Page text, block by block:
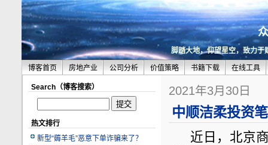
脚踏大地，仰望星空，致力于
博客首页 房地产业 公司分析 价值策略 书籍下载 在线工具
Search（博客搜索）
热文排行
新型“薅羊毛”恶意下单诈骗来了？
2021年3月30日
中顺洁柔投资
近日，北京商